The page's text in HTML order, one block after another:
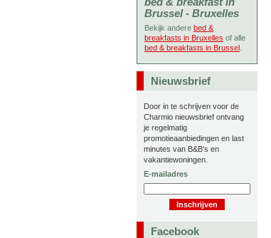
Brussel - Bruxelles
Bekijk andere bed &
breakfasts in Bruxelles of alle
bed & breakfasts in Brussel
Nieuwsbrief
Door in te schrijven voor de
Charmio nieuwsbrief ontvang
je regelmatig
promotieaanbiedingen en last
minutes van B&B's en
vakantiewoningen.
E-mailadres
Facebook